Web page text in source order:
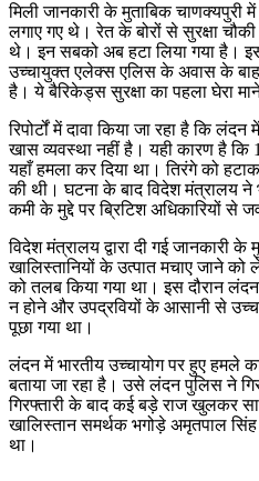
मिली जानकारी के मुताबिक चाणक्यपुरी
लगाए गए थे। रेत के बोरों से सुरक्षा
थे। इन सबको अब हटा लिया गया है।
उच्चायुक्त एलेक्स एलिस के अवास के
है। ये बैरिकेड्स सुरक्षा का पहला घेरा
रिपोर्टों में दावा किया जा रहा है कि
खास व्यवस्था नहीं है। यही कारण है कि
यहाँ हमला कर दिया था। तिरंगे को
की थी। घटना के बाद विदेश मंत्रालय ने
कमी के मुद्दे पर ब्रिटिश अधिकारियों से
विदेश मंत्रालय द्वारा दी गई जानकारी
खालिस्तानियों के उत्पात मचाए जाने
को तलब किया गया था। इस दौरान लंदन
न होने और उपद्रवियों के आसानी से
पूछा गया था।
लंदन में भारतीय उच्चायोग पर हुए हमले
बताया जा रहा है। उसे लंदन पुलिस ने
गिरफ्तारी के बाद कई बड़े राज खुलकर
खालिस्तान समर्थक भगोड़े अमृतपाल
था।